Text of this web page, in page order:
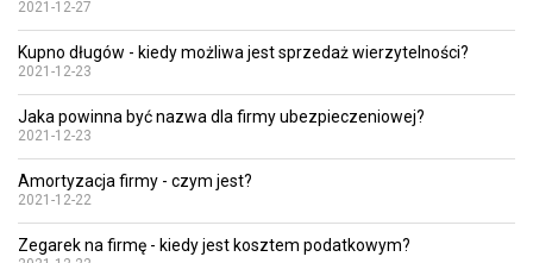
2021-12-27
Kupno długów - kiedy możliwa jest sprzedaż wierzytelności?
2021-12-23
Jaka powinna być nazwa dla firmy ubezpieczeniowej?
2021-12-23
Amortyzacja firmy - czym jest?
2021-12-22
Zegarek na firmę - kiedy jest kosztem podatkowym?